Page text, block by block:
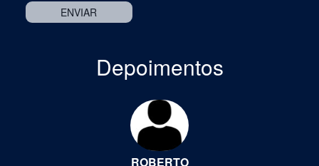
Depoimentos
ROBERTO